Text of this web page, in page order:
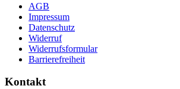
AGB
Impressum
Datenschutz
Widerruf
Widerrufsformular
Barrierefreiheit
Kontakt